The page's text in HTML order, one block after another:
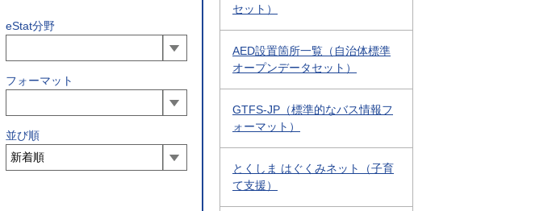
eStat分野
フォーマット
並び順
セット）
AED設置箇所一覧（自治体標準
オープンデータセット）
GTFS-JP（標準的なバス情報フ
ォーマット）
とくしま はぐくみネット（子育
て支援）